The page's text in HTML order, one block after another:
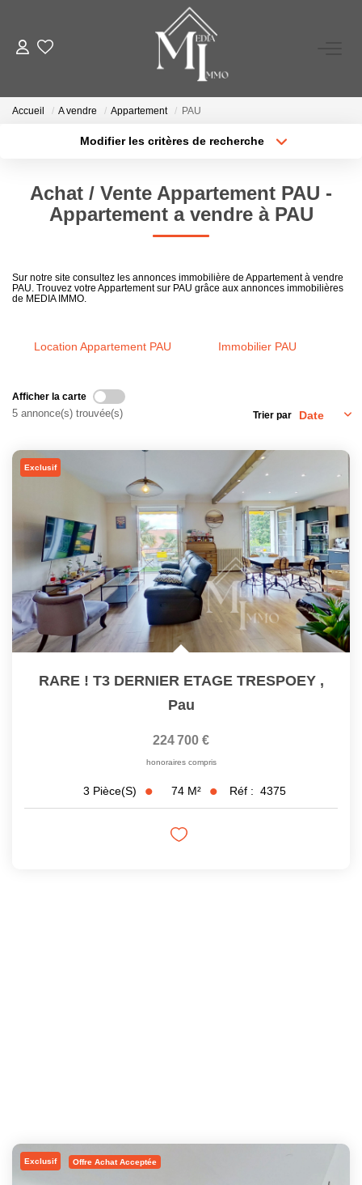
A VENDRE
NOS AGENCES
Accueil A vendre Appartement PAU
Modifier les critères de recherche
Sélectionnez...
Type de bien
Surface min
Créer une alerte
Achat / Vente Appartement PAU -
Appartement a vendre à PAU
Sur notre site consultez les annonces immobilière de Appartement à vendre
PAU. Trouvez votre Appartement sur PAU grâce aux annonces immobilières
de MEDIA IMMO.
Location Appartement PAU Immobilier PAU
Afficher la carte
5 annonce(s) trouvée(s) Trier par
Exclusif
RARE ! T3 DERNIER ETAGE TRESPOEY ,
Pau
224 700 €
honoraires compris
3 Pièce(s) 74 M² Réf : 4375
Exclusif Offre Achat Acceptée